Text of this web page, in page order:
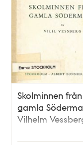
Skolminnen från
gamla
Vilhelm